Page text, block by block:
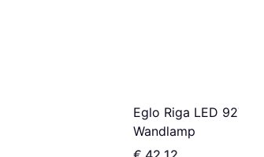
Eglo Riga LED 92736
Wandlamp